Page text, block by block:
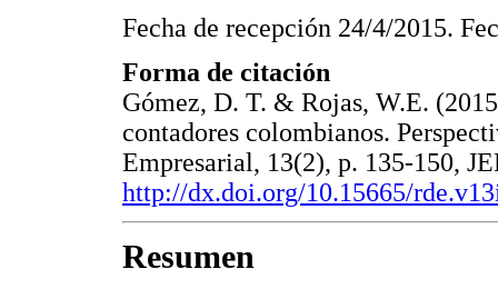
Fecha de recepción 24/4/2015.
Forma de citación
Gómez, D. T. & Rojas, W.E.
contadores colombianos.
Empresarial, 13(2), p. 135-150,
http://dx.doi.org/10.15665/
Resumen